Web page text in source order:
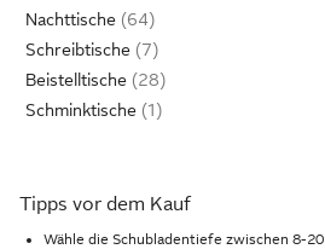
Nachttische
Schreibtische
Beistelltische
Schminktische
Tipps vor dem Kauf
Wähle die Schubladentiefe zwischen 8-20